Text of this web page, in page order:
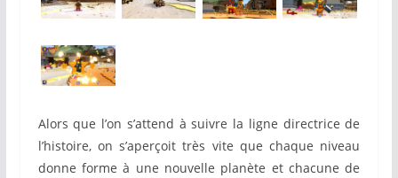
Alors que l’on s’attend à suivre la ligne directrice de
l’histoire, on s’aperçoit très vite que chaque niveau
donne forme à une nouvelle planète et chacune de